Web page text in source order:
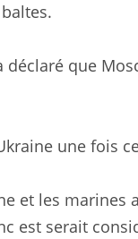
déclaré que
une fois
et les marines
est serait